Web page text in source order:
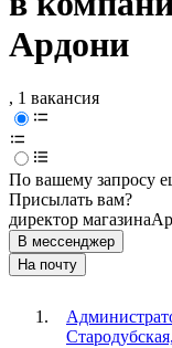
Ардони
, 1 вакансия
По вашему запросу
Присылать вам?
директор магазина
В мессенджер
На почту